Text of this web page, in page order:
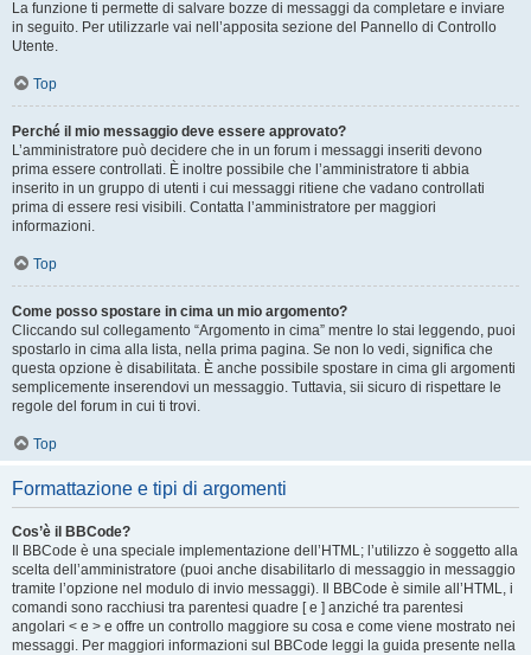
La funzione ti permette di salvare bozze di messaggi da completare e inviare
in seguito. Per utilizzarle vai nell’apposita sezione del Pannello di Controllo
Utente.
Top
Perché il mio messaggio deve essere approvato?
L’amministratore può decidere che in un forum i messaggi inseriti devono
prima essere controllati. È inoltre possibile che l’amministratore ti abbia
inserito in un gruppo di utenti i cui messaggi ritiene che vadano controllati
prima di essere resi visibili. Contatta l’amministratore per maggiori
informazioni.
Top
Come posso spostare in cima un mio argomento?
Cliccando sul collegamento “Argomento in cima” mentre lo stai leggendo, puoi
spostarlo in cima alla lista, nella prima pagina. Se non lo vedi, significa che
questa opzione è disabilitata. È anche possibile spostare in cima gli argomenti
semplicemente inserendovi un messaggio. Tuttavia, sii sicuro di rispettare le
regole del forum in cui ti trovi.
Top
Formattazione e tipi di argomenti
Cos’è il BBCode?
Il BBCode è una speciale implementazione dell’HTML; l’utilizzo è soggetto alla
scelta dell’amministratore (puoi anche disabilitarlo di messaggio in messaggio
tramite l’opzione nel modulo di invio messaggi). Il BBCode è simile all’HTML, i
comandi sono racchiusi tra parentesi quadre [ e ] anziché tra parentesi
angolari < e > e offre un controllo maggiore su cosa e come viene mostrato nei
messaggi. Per maggiori informazioni sul BBCode leggi la guida presente nella